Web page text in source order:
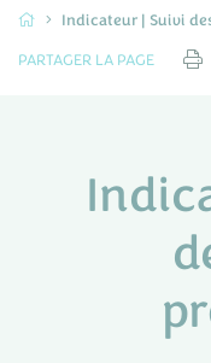
Indicateur | Suivi
PARTAGER LA PAGE